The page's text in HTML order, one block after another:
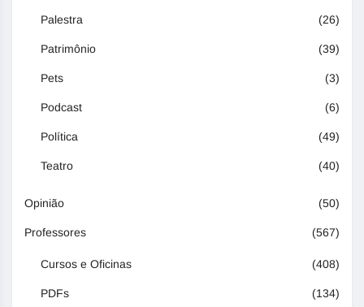
Palestra (26)
Patrimônio (39)
Pets (3)
Podcast (6)
Política (49)
Teatro (40)
Opinião (50)
Professores (567)
Cursos e Oficinas (408)
PDFs (134)